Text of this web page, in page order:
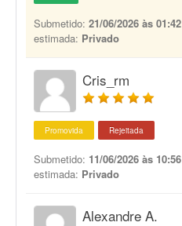
Submetido: 21/06/2026 às 01:42
estimada: Privado
Cris_rm
Promovida Rejeitada
Submetido: 11/06/2026 às 10:56
estimada: Privado
Alexandre A.